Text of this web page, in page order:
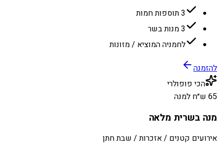
3 תוספות חמות
3 מנות בשר
לחמניה המוציא / מזונות
להזמנה
הכי פופולרי
65 ש״ח למנה
מנה בשרית מלאה
אירועים קטנים / אזכרות / שבת חתן